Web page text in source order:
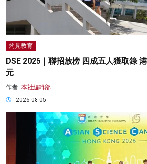
灼見教育
DSE 2026｜聯招放榜 四成五人獲取錄
元
作者: 本社編輯部
2026-08-05